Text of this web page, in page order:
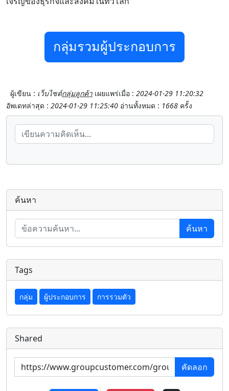
กลุ่มรวมผู้ประกอบการ
ผู้เขียน : เว็บไซต์กลุ่มลูกค้า เผยแพร่เมื่อ : 2024-01-29 11:20:32
อัพเดทล่าสุด : 2024-01-29 11:25:40 อ่านทั้งหมด : 1668 ครั้ง
ค้นหา
ค้นหา
Tags
กลุ่ม ผู้ประกอบการ การรวมตัว
Shared
คัดลอก